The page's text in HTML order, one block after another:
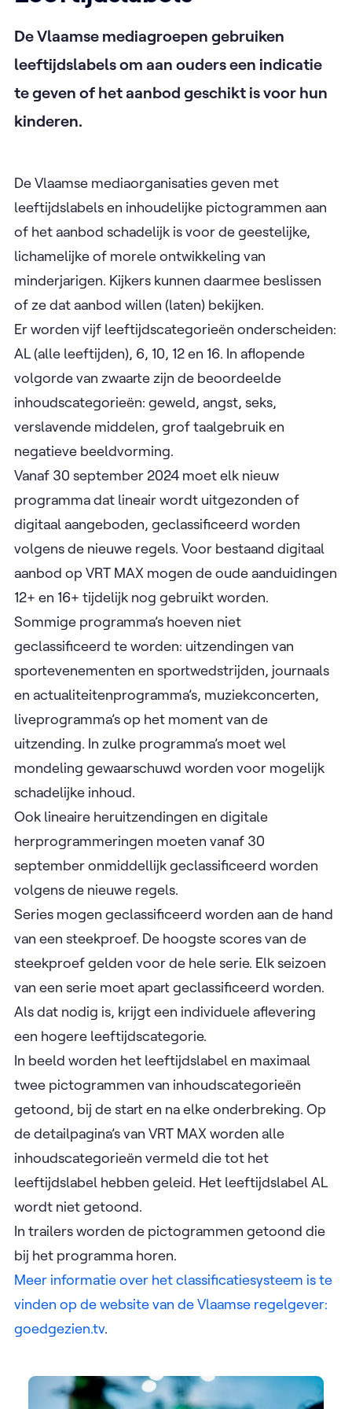
De Vlaamse mediagroepen gebruiken
leeftijdslabels om aan ouders een indicatie
te geven of het aanbod geschikt is voor hun
kinderen.
De Vlaamse mediaorganisaties geven met
leeftijdslabels en inhoudelijke pictogrammen aan
of het aanbod schadelijk is voor de geestelijke,
lichamelijke of morele ontwikkeling van
minderjarigen. Kijkers kunnen daarmee beslissen
of ze dat aanbod willen (laten) bekijken.
Er worden vijf leeftijdscategorieën onderscheiden:
AL (alle leeftijden), 6, 10, 12 en 16. In aflopende
volgorde van zwaarte zijn de beoordeelde
inhoudscategorieën: geweld, angst, seks,
verslavende middelen, grof taalgebruik en
negatieve beeldvorming.
Vanaf 30 september 2024 moet elk nieuw
programma dat lineair wordt uitgezonden of
digitaal aangeboden, geclassificeerd worden
volgens de nieuwe regels. Voor bestaand digitaal
aanbod op VRT MAX mogen de oude aanduidingen
12+ en 16+ tijdelijk nog gebruikt worden.
Sommige programma’s hoeven niet
geclassificeerd te worden: uitzendingen van
sportevenementen en sportwedstrijden, journaals
en actualiteitenprogramma’s, muziekconcerten,
liveprogramma’s op het moment van de
uitzending. In zulke programma’s moet wel
mondeling gewaarschuwd worden voor mogelijk
schadelijke inhoud.
Ook lineaire heruitzendingen en digitale
herprogrammeringen moeten vanaf 30
september onmiddellijk geclassificeerd worden
volgens de nieuwe regels.
Series mogen geclassificeerd worden aan de hand
van een steekproef. De hoogste scores van de
steekproef gelden voor de hele serie. Elk seizoen
van een serie moet apart geclassificeerd worden.
Als dat nodig is, krijgt een individuele aflevering
een hogere leeftijdscategorie.
In beeld worden het leeftijdslabel en maximaal
twee pictogrammen van inhoudscategorieën
getoond, bij de start en na elke onderbreking. Op
de detailpagina’s van VRT MAX worden alle
inhoudscategorieën vermeld die tot het
leeftijdslabel hebben geleid. Het leeftijdslabel AL
wordt niet getoond.
In trailers worden de pictogrammen getoond die
bij het programma horen.
Meer informatie over het classificatiesysteem is te
vinden op de website van de Vlaamse regelgever:
goedgezien.tv.